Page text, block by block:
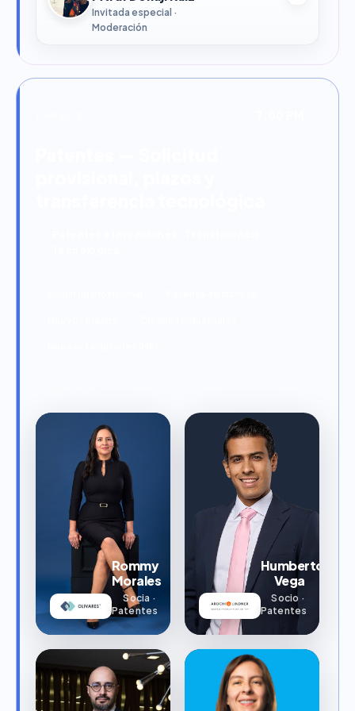
Invitada especial ·
Moderación
Rommy
Morales
Socia ·
Patentes
Humberto
Vega
Socio ·
Patentes